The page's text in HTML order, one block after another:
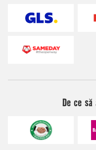
De ce să